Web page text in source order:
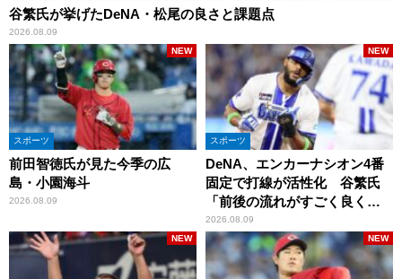
谷繁氏が挙げたDeNA・松尾の良さと課題点
2026.08.09
スポーツ
前田智徳氏が見た今季の広
島・小園海斗
2026.08.09
NEW
スポーツ
DeNA、エンカーナシオン4番
固定で打線が活性化 谷繁氏
「前後の流れがすごく良くな
りましたね」
2026.08.09
NEW
NEW NEW